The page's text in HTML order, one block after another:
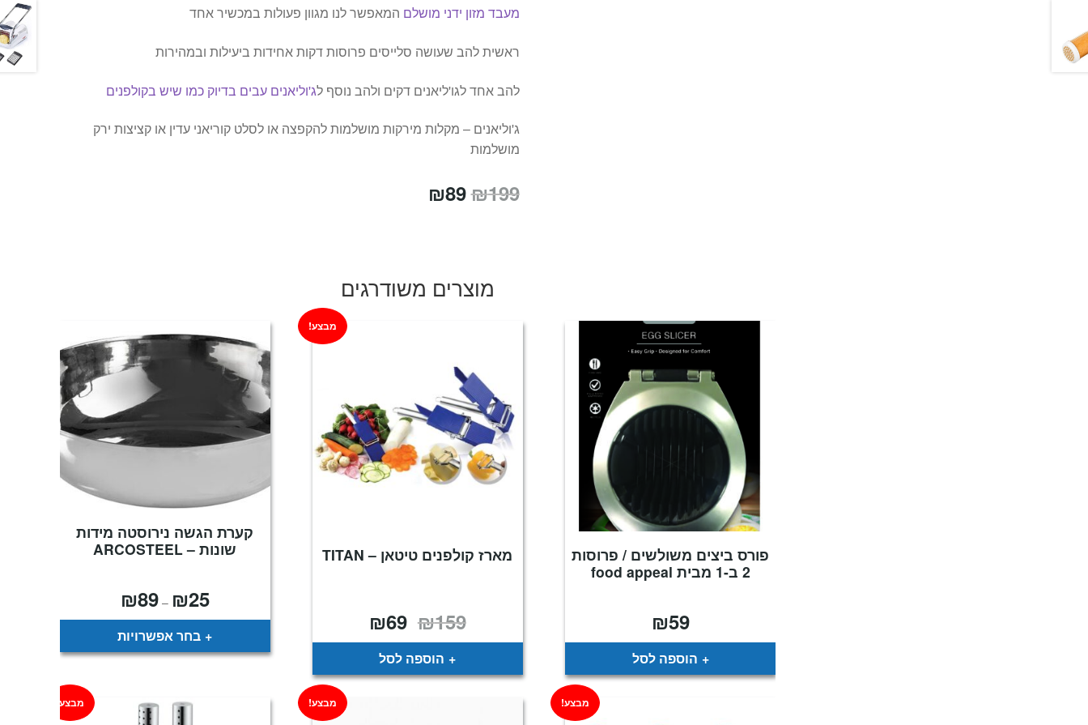
מעבד מזון ידני מושלם המאפשר לנו מגוון פעולות במכשיר אחד
ראשית להב שעושה סלייסים פרוסות דקות אחידות ביעילות ובמהירות
להב אחד לגו'ליאנים דקים ולהב נוסף לג'וליאנים עבים בדיוק כמו שיש בקולפנים
ג'וליאנים – מקלות מירקות מושלמות להקפצה או לסלט קוריאני עדין או קציצות ירק
מושלמות
₪199
המחיר
₪199.
₪89
₪89.
מוצרים משודרגים
פורס ביצים משולשים / פרוסות
2 ב-1 מבית food appeal
₪59
הוספה לסל
מארז קולפנים טיטאן – TITAN
מבצע!
₪159 המחיר
המקורי
היה:
₪159.
₪69
הוא:
הוספה לסל
קערת הגשה נירוסטה מידות
שונות – ARCOSTEEL
₪25
–
₪89
⁦₪25⁩
⁦₪89⁩
בחר אפשרויות
מבצע! מבצע! מבצע!